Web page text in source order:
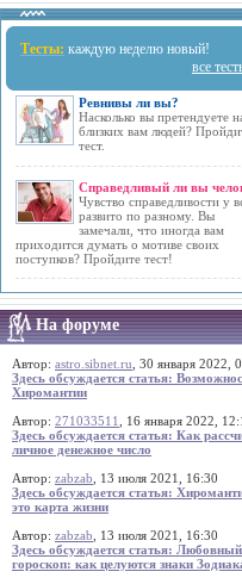
Тесты: каждую неделю новый!
все
Ревнивы ли вы?
Насколько вы претендуете
близких вам людей?
тест.
Справедливый ли вы
Чувство справедливости у
развито по разному. Вы
замечали, что иногда вам
приходится думать о мотиве своих
поступков? Пройдите тест!
На форуме
Автор: astro.sibnet.ru , 30 января 2022,
Здесь обсуждается статья:
Хиромантии
Автор: 271033511
, 16 января 2022,
Здесь обсуждается статья: Как
личное денежное число
Автор: zabzab , 13 июля 2021, 16:30
Здесь обсуждается статья:
это карта жизни
Автор: zabzab , 13 июля 2021, 16:30
Здесь обсуждается статья: Любовный
гороскоп: как целуются знаки